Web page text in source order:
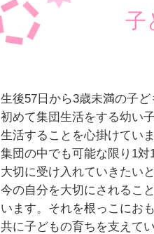
子
生後57日から3歳未満の子ど
初めて集団生活をする幼い
生活することを心掛けてい
集団の中でも可能な限り1
大切に受け入れていきたい
今の自分を大切にされるこ
います。それを根っこにお
共に子どもの育ちを支えてい